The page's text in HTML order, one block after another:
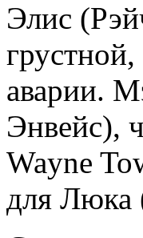
Элис
аварии.
Энвейс),
Wayne
для Люка